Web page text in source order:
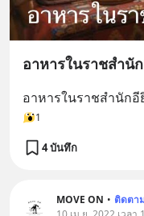
อาหารในราชสำนั
อาหารในราชสำนัก
1
4 บันทึก
MOVE ON • ติดตา